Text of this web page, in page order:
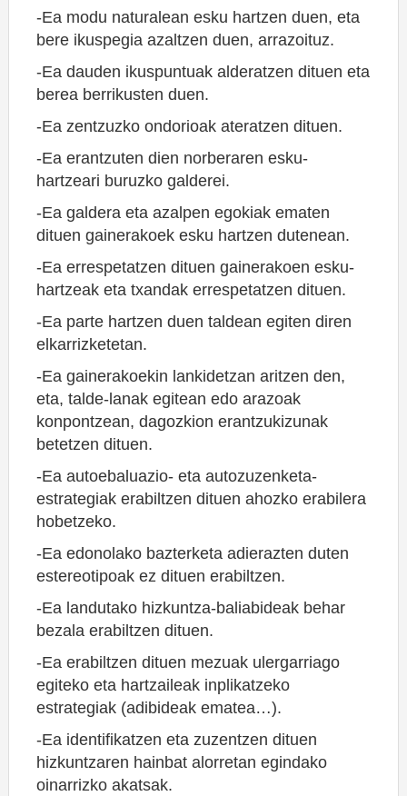
-Ea modu naturalean esku hartzen duen, eta
bere ikuspegia azaltzen duen, arrazoituz.
-Ea dauden ikuspuntuak alderatzen dituen eta
berea berrikusten duen.
-Ea zentzuzko ondorioak ateratzen dituen.
-Ea erantzuten dien norberaren esku-
hartzeari buruzko galderei.
-Ea galdera eta azalpen egokiak ematen
dituen gainerakoek esku hartzen dutenean.
-Ea errespetatzen dituen gainerakoen esku-
hartzeak eta txandak errespetatzen dituen.
-Ea parte hartzen duen taldean egiten diren
elkarrizketetan.
-Ea gainerakoekin lankidetzan aritzen den,
eta, talde-lanak egitean edo arazoak
konpontzean, dagozkion erantzukizunak
betetzen dituen.
-Ea autoebaluazio- eta autozuzenketa-
estrategiak erabiltzen dituen ahozko erabilera
hobetzeko.
-Ea edonolako bazterketa adierazten duten
estereotipoak ez dituen erabiltzen.
-Ea landutako hizkuntza-baliabideak behar
bezala erabiltzen dituen.
-Ea erabiltzen dituen mezuak ulergarriago
egiteko eta hartzaileak inplikatzeko
estrategiak (adibideak ematea…).
-Ea identifikatzen eta zuzentzen dituen
hizkuntzaren hainbat alorretan egindako
oinarrizko akatsak.